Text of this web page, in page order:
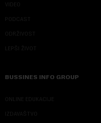
VIDEO
PODCAST
ODRŽIVOST
LEPŠI ŽIVOT
BUSSINES INFO GROUP
ONLINE EDUKACIJE
IZDAVAŠTVO